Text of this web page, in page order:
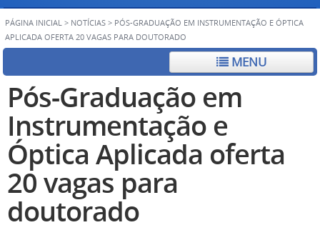
PÁGINA INICIAL > NOTÍCIAS > PÓS-GRADUAÇÃO EM INSTRUMENTAÇÃO E ÓPTICA
APLICADA OFERTA 20 VAGAS PARA DOUTORADO
MENU
Pós-Graduação em
Instrumentação e
Óptica Aplicada oferta
20 vagas para
doutorado